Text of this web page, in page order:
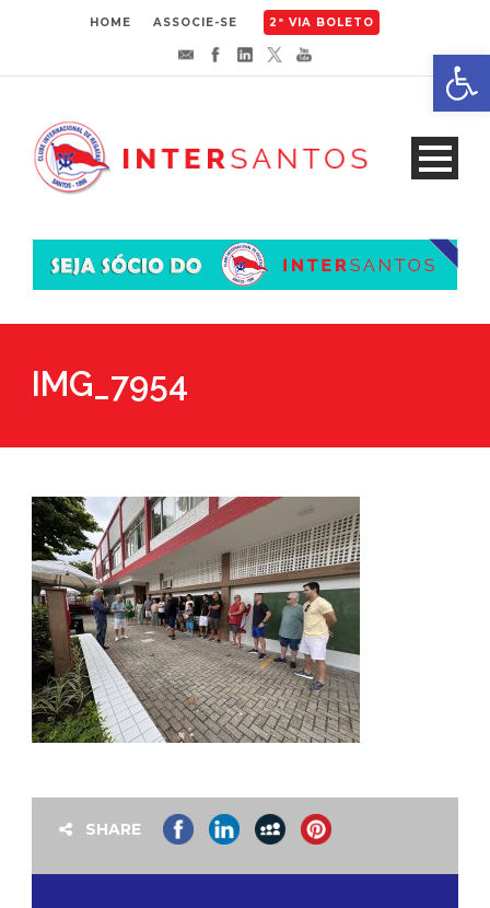
HOME ASSOCIE-SE 2ª VIA BOLETO
IMG_7954
SHARE
Abrir